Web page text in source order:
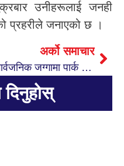
उनीहरूलाई जनही
प्रहरीले जनाएको छ ।
अर्को समाचार
सार्वजनिक जग्गामा पार्क र खुला व्यायामशाला निर्माण
दिनुहोस्